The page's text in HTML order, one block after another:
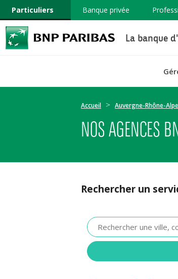
Particuliers Banque privée
La banque
Accueil Auvergne-Rhône-
NOS AGENCES
Rechercher un
Veuillez
renseigner
une
adresse